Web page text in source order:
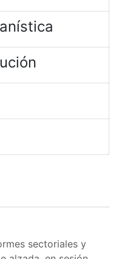
sectoriales y